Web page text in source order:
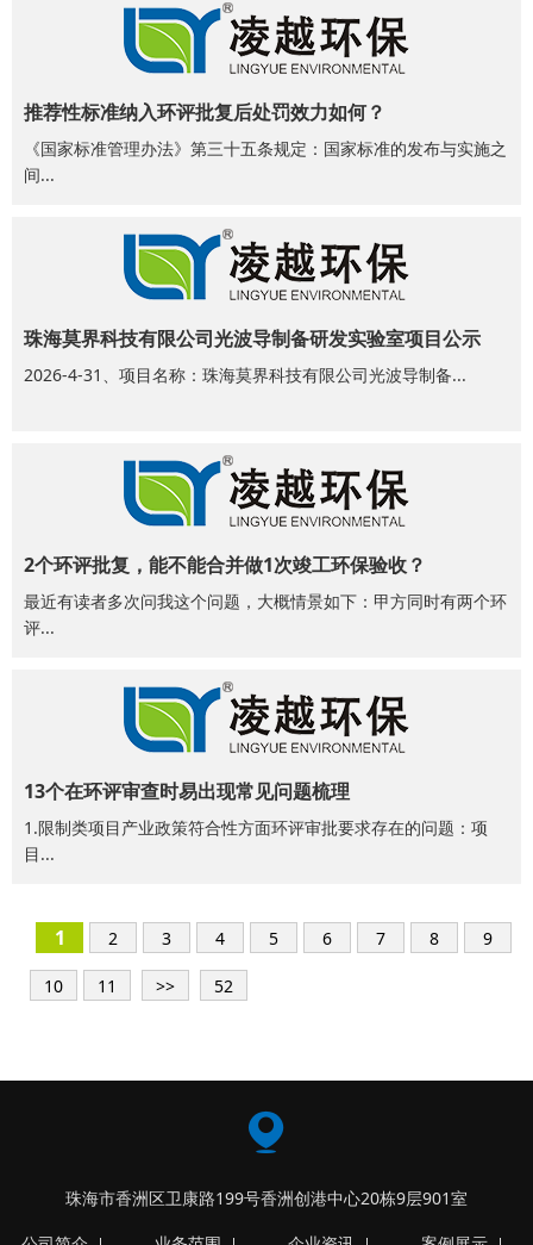
推荐性标准纳入环评批复后处罚效力如何？
《国家标准管理办法》第三十五条规定：国家标准的发布与实施之
间...
珠海莫界科技有限公司光波导制备研发实验室项目公示
2026-4-31、项目名称：珠海莫界科技有限公司光波导制备...
2个环评批复，能不能合并做1次竣工环保验收？
最近有读者多次问我这个问题，大概情景如下：甲方同时有两个环
评...
13个在环评审查时易出现常见问题梳理
1.限制类项目产业政策符合性方面环评审批要求存在的问题：项
目...
1 2 3 4 5 6 7 8 9
10 11 >> 52
珠海市香洲区卫康路199号香洲创港中心20栋9层901室